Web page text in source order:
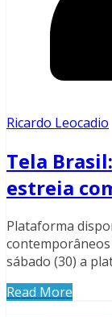
Ricardo Leocadio
Tela
estreia
Plataforma
sábado (30) a
Read More